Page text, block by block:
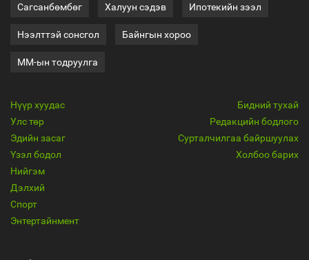
Сагсанбөмбөг Халуун сэдэв Ипотекийн зээл
Нээлттэй сонсгол Байнгын хороо
ММ-ын тодруулга
Нүүр хуудас
Улс төр
Эдийн засаг
Үзэл бодол
Нийгэм
Дэлхий
Спорт
Энтертайнмент
Бидний тухай
Редакцийн бодлого
Сурталчилгаа байршуулах
Холбоо барих